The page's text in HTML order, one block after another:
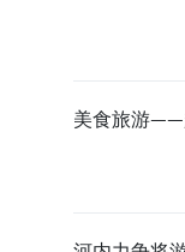
美食旅游——